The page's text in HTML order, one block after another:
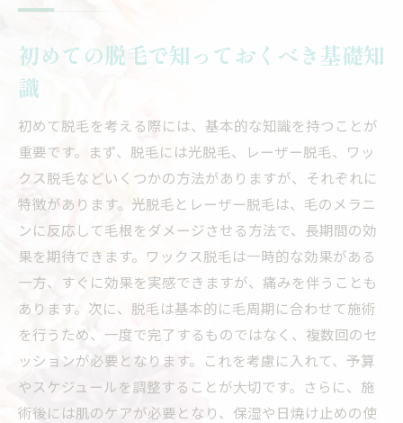
初めての脱毛で知っておくべき基礎知
識
初めて脱毛を考える際には、基本的な知識を持つことが
重要です。まず、脱毛には光脱毛、レーザー脱毛、ワッ
クス脱毛などいくつかの方法がありますが、それぞれに
特徴があります。光脱毛とレーザー脱毛は、毛のメラニ
ンに反応して毛根をダメージさせる方法で、長期間の効
果を期待できます。ワックス脱毛は一時的な効果がある
一方、すぐに効果を実感できますが、痛みを伴うことも
あります。次に、脱毛は基本的に毛周期に合わせて施術
を行うため、一度で完了するものではなく、複数回のセ
ッションが必要となります。これを考慮に入れて、予算
やスケジュールを調整することが大切です。さらに、施
術後には肌のケアが必要となり、保湿や日焼け止めの使